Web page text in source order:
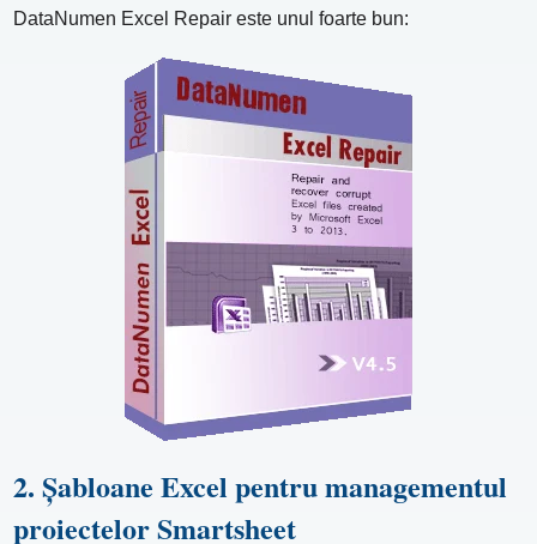
DataNumen Excel Repair este unul foarte bun:
2. Șabloane Excel pentru managementul
proiectelor Smartsheet